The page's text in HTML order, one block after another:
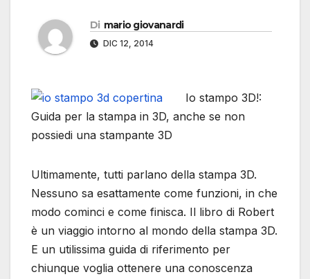
Di mario giovanardi
DIC 12, 2014
Io stampo 3D!:
Guida per la stampa in 3D, anche se non
possiedi una stampante 3D
Ultimamente, tutti parlano della stampa 3D.
Nessuno sa esattamente come funzioni, in che
modo cominci e come finisca. Il libro di Robert
è un viaggio intorno al mondo della stampa 3D.
E un utilissima guida di riferimento per
chiunque voglia ottenere una conoscenza